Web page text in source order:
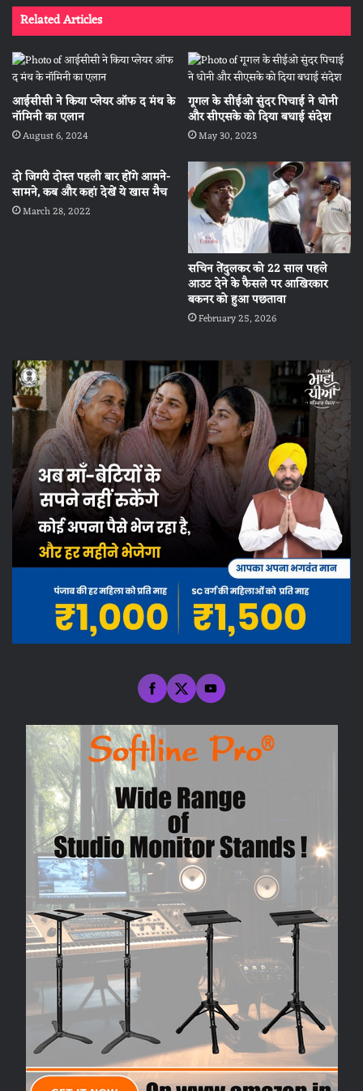
Related Articles
आईसीसी ने किया प्लेयर ऑफ द मंथ के
नॉमिनी का एलान
August 6, 2024
गूगल के सीईओ सुंदर पिचाई ने धोनी
और सीएसके को दिया बधाई संदेश
May 30, 2023
दो जिगरी दोस्त पहली बार होंगे आमने-
सामने, कब और कहां देखें ये खास मैच
March 28, 2022
सचिन तेंदुलकर को 22 साल पहले
आउट देने के फैसले पर आखिरकार
बकनर को हुआ पछतावा
February 25, 2026